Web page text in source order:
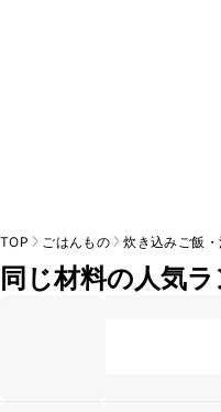
TOP ごはんもの 炊き込みご飯
同じ材料の人気